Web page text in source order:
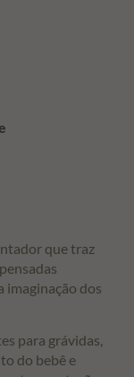
que traz
imaginação dos
para grávidas,
do bebê e